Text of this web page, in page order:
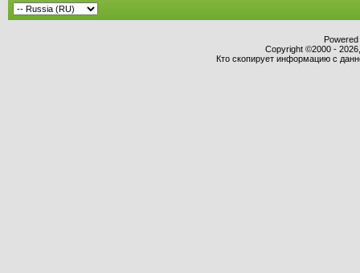
Copyright ©2000 -
Кто скопирует информацию с